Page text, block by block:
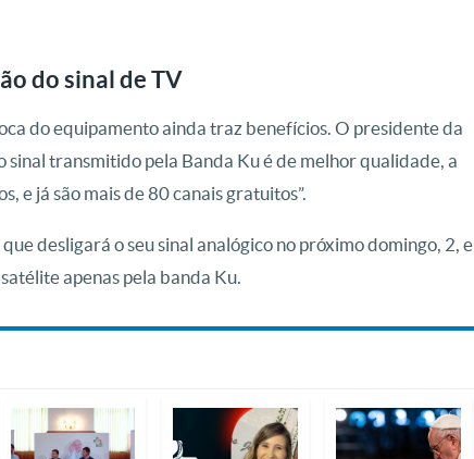
do sinal de TV
do equipamento ainda traz benefícios. O presidente da
sinal transmitido pela Banda Ku é de melhor qualidade, a
e já são mais de 80 canais gratuitos”.
desligará o seu sinal analógico no próximo domingo, 2, e
apenas pela banda Ku.